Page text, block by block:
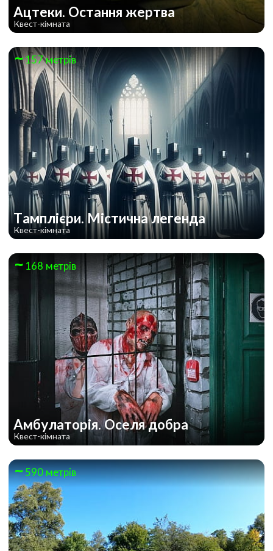
Ацтеки. Остання жертва
Квест-кімната
157 метрів
Тамплієри. Містична легенда
Квест-кімната
168 метрів
Амбулаторія. Оселя добра
Квест-кімната
590 метрів